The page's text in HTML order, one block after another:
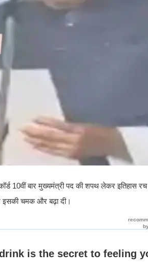
10वीं बार मुख्यमंत्री पद की शपथ लेकर इतिहास
इसकी चमक और बढ़ा दी।